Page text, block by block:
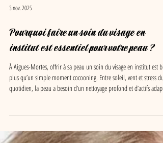
3 nov. 2025
Pourquoi faire un soin du visage en
institut est essentiel pour votre peau ?
À Aigues-Mortes, offrir à sa peau un soin du visage en institut est
quotidien, la peau a besoin d’un nettoyage profond et d’actifs
d’Aigouze, notre institut vous accompagne vers une peau plus